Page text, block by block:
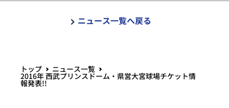
ニュース一覧へ戻る
トップ ニュース一覧
2016年 西武プリンスドーム・県営大宮球場チケット情
報発表!!